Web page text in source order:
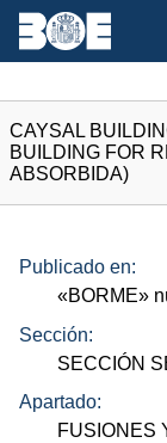
CAYSAL
BUILDING FOR
ABSORBIDA)
Publicado en:
«BORME»
Sección:
SECCIÓN
Apartado:
FUSIONES